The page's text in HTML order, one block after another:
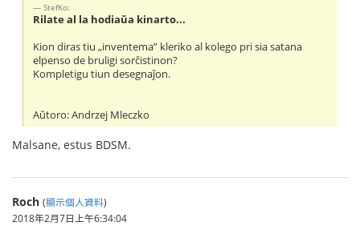
StefKo:
Rilate al la hodiaŭa kinarto...
Kion diras tiu „inventema” kleriko al kolego pri sia satana
elpenso de bruligi sorĉistinon?
Kompletigu tiun desegnaĵon.
Aŭtoro: Andrzej Mleczko
Malsane, estus BDSM.
Roch (顯示個人資料)
2018年2月7日上午6:34:04